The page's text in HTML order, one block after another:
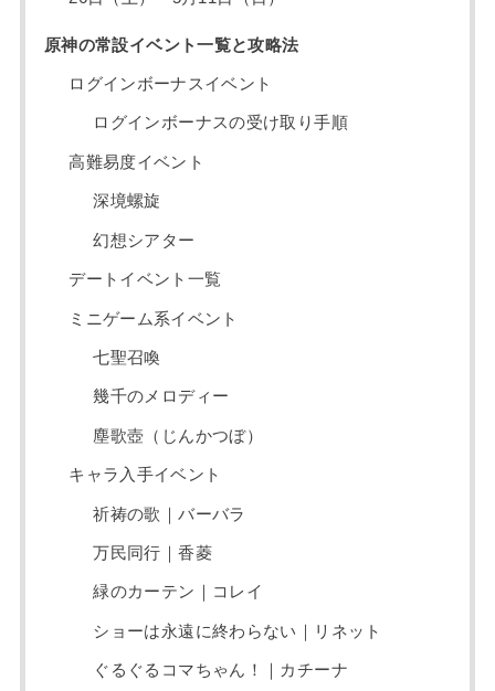
原神の常設イベント一覧と攻略法
ログインボーナスイベント
ログインボーナスの受け取り手順
高難易度イベント
深境螺旋
幻想シアター
デートイベント一覧
ミニゲーム系イベント
七聖召喚
幾千のメロディー
塵歌壺（じんかつぼ）
キャラ入手イベント
祈祷の歌｜バーバラ
万民同行｜香菱
緑のカーテン｜コレイ
ショーは永遠に終わらない｜リネット
ぐるぐるコマちゃん！｜カチーナ